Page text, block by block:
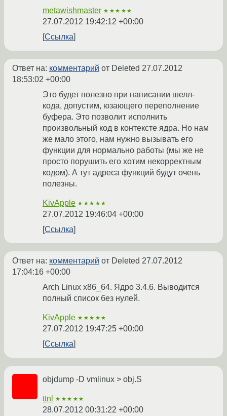
metawishmaster ★★★★★
27.07.2012 19:42:12 +00:00
Ссылка
Ответ на: комментарий от Deleted 27.07.2012
18:53:02 +00:00
Это будет полезно при написании шелл-
кода, допустим, юзающего переполнение
буфера. Это позволит исполнить
произвольный код в контексте ядра. Но нам
же мало этого, нам нужно вызывать его
функции для нормально работы (мы же не
просто порушить его хотим некорректным
кодом). А тут адреса функций будут очень
полезны.
KivApple ★★★★★
27.07.2012 19:46:04 +00:00
Ссылка
Ответ на: комментарий от Deleted 27.07.2012
17:04:16 +00:00
Arch Linux x86_64. Ядро 3.4.6. Выводится
полный список без нулей.
KivApple ★★★★★
27.07.2012 19:47:25 +00:00
Ссылка
objdump -D vmlinux > obj.S
ttnl ★★★★★
28.07.2012 00:31:22 +00:00